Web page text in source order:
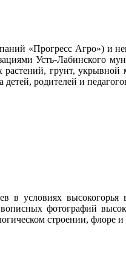
«Прогресс Агро») и
Усть-Лабинского
грунт,
родителей и
условиях высокогорья
фотографий
строении, флоре и